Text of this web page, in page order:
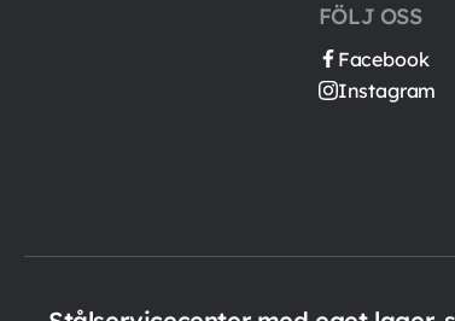
FÖLJ OSS
Facebook
Instagram